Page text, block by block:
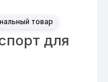
товар
для